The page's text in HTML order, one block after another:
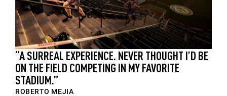
“A SURREAL EXPERIENCE. NEVER THOUGHT I’D BE
ON THE FIELD COMPETING IN MY FAVORITE
STADIUM.”
ROBERTO MEJIA